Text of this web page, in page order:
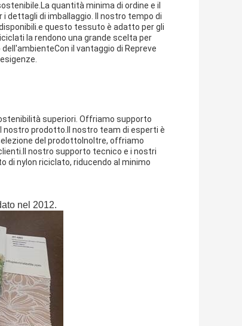
quantità minima di ordine e il
dettagli di imballaggio. Il nostro tempo di
questo tessuto è adatto per gli
la rendono una grande scelta per
il vantaggio di Repreve
superiori. Offriamo supporto
prodotto.Il nostro team di esperti è
del prodottoInoltre, offriamo
nostro supporto tecnico e i nostri
di nylon riciclato, riducendo al minimo
nel 2012.